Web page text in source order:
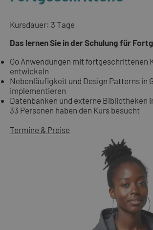
Kursdauer: 3 Tage
Das lernen Sie in der Schulung für
Go Anwendungen mit fortgeschrittenen
entwickeln
Nebenläufigkeit und Design Patterns in
implementieren
Datenbanken und externe Bibliotheken
33 Personen haben den Kurs besucht
Termine & Preise